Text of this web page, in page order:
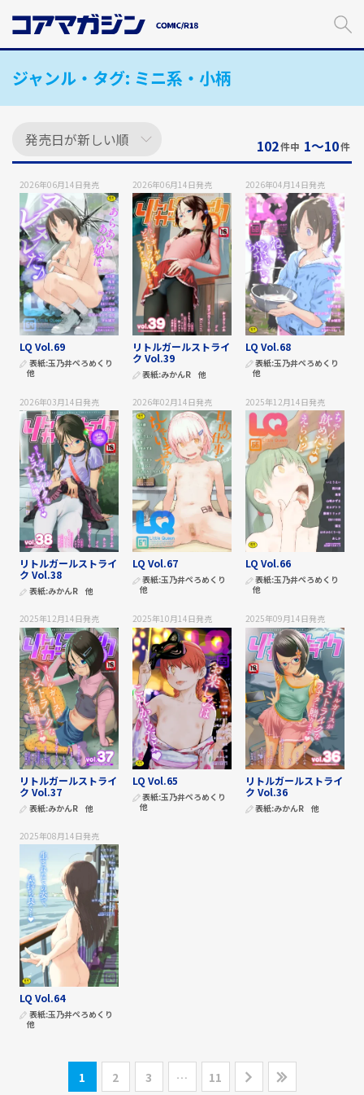
ン
ジャンル・タグ: ミニ系・小柄
102件中 1〜10件
2026年06月14日発売
LQ Vol.69
表紙:玉乃井ぺろめくり
他
2026年06月14日発売
リトルガールストライ
ク Vol.39
表紙:みかんR 他
2026年04月14日発売
LQ Vol.68
表紙:玉乃井ぺろめくり
他
2026年03月14日発売
リトルガールストライ
ク Vol.38
表紙:みかんR 他
2026年02月14日発売
LQ Vol.67
表紙:玉乃井ぺろめくり
他
2025年12月14日発売
LQ Vol.66
表紙:玉乃井ぺろめくり
他
2025年12月14日発売
リトルガールストライ
ク Vol.37
表紙:みかんR 他
2025年10月14日発売
LQ Vol.65
表紙:玉乃井ぺろめくり
他
2025年09月14日発売
リトルガールストライ
ク Vol.36
表紙:みかんR 他
2025年08月14日発売
LQ Vol.64
表紙:玉乃井ぺろめくり
他
1 2 3 … 11